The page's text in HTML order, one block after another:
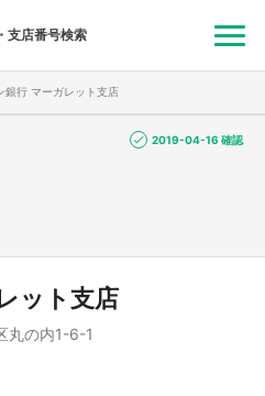
支店番号検索
銀行 マーガレット支店
2019-04-16 確認
ット支店
丸の内1-6-1